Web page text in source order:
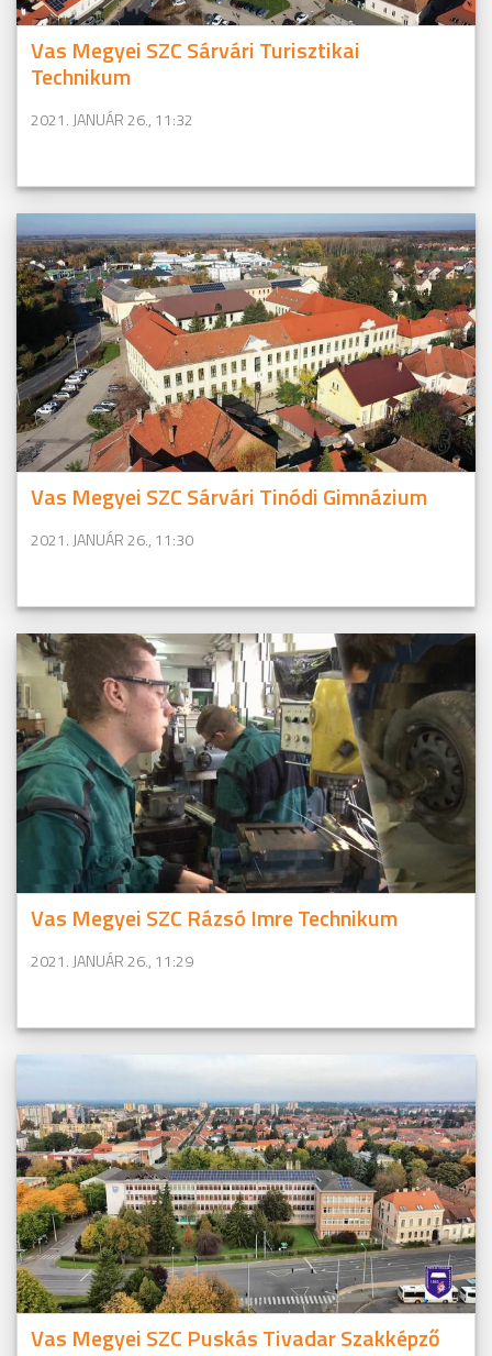
Vas Megyei SZC Sárvári Turisztikai
Technikum
2021. JANUÁR 26., 11:32
Vas Megyei SZC Sárvári Tinódi Gimnázium
2021. JANUÁR 26., 11:30
Vas Megyei SZC Rázsó Imre Technikum
2021. JANUÁR 26., 11:29
Vas Megyei SZC Puskás Tivadar Szakképző